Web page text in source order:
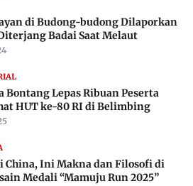
di Budong-budong Dilaporkan
Badai Saat Melaut
Bontang Lepas Ribuan Peserta
HUT ke-80 RI di Belimbing
China, Ini Makna dan Filosofi di
Medali “Mamuju Run 2025”